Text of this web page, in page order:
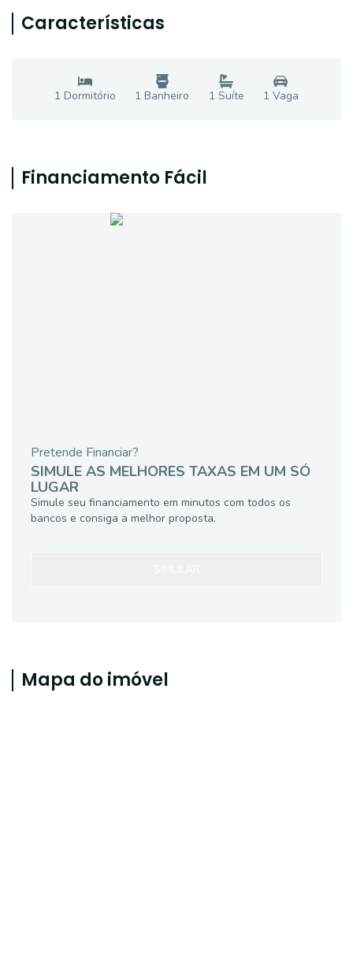
Características
1 Dormitório 1 Banheiro 1 Suíte 1 Vaga
Financiamento Fácil
Pretende Financiar?
SIMULE AS MELHORES TAXAS EM UM SÓ
LUGAR
Simule seu financiamento em minutos com todos os
bancos e consiga a melhor proposta.
Mapa do imóvel